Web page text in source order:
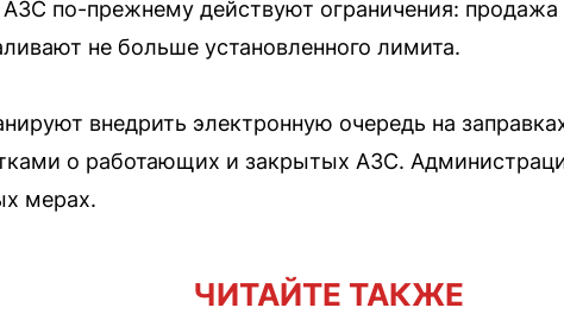
по-прежнему действуют ограничения: продажа
не больше установленного лимита.
внедрить электронную очередь на
о работающих и закрытых АЗС.
мерах.
ЧИТАЙТЕ ТАКЖЕ